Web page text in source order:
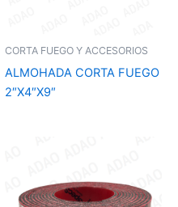
CORTA FUEGO Y ACCESORIOS
ALMOHADA CORTA FUEGO
2″X4″X9″